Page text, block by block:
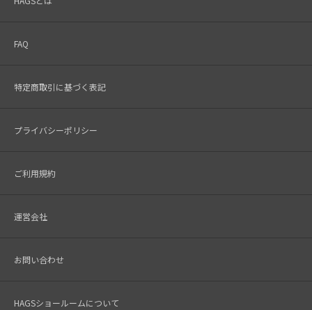
FAQ
特定商取引に基づく表記
プライバシーポリシー
ご利用規約
運営会社
お問い合わせ
HAGSショールームについて